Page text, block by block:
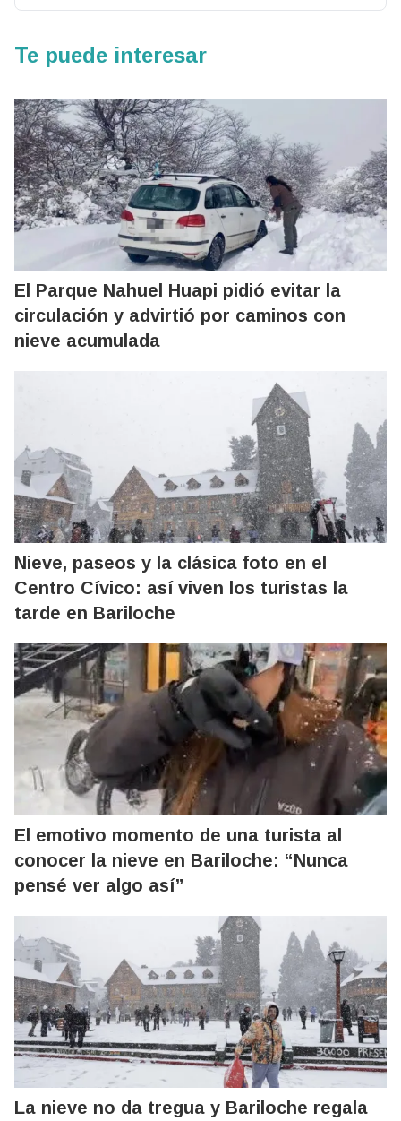
Te puede interesar
El Parque Nahuel Huapi pidió evitar la
circulación y advirtió por caminos con
nieve acumulada
Nieve, paseos y la clásica foto en el
Centro Cívico: así viven los turistas la
tarde en Bariloche
El emotivo momento de una turista al
conocer la nieve en Bariloche: “Nunca
pensé ver algo así”
La nieve no da tregua y Bariloche regala